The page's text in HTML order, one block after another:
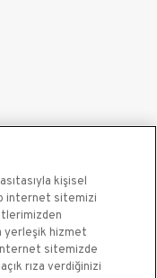
kişisel
internet sitemizi
yerleşik hizmet
İnternet sitemizde
rıza verdiğinizi